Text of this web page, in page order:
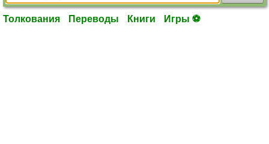
Толкования Переводы Книги Игры ⚽